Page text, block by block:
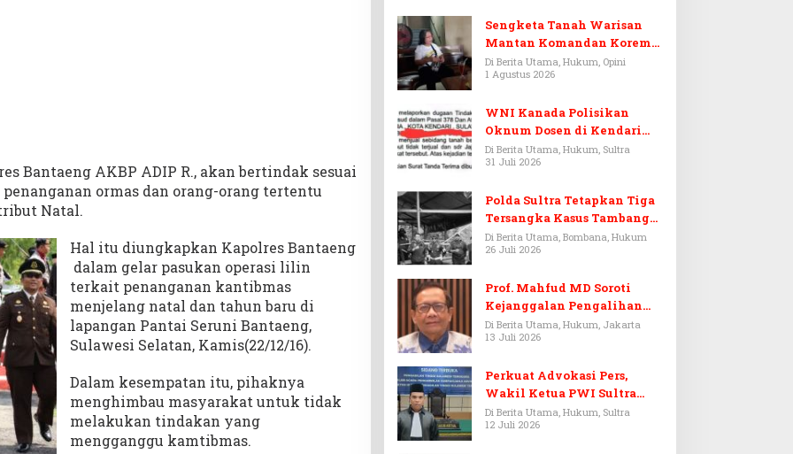
Bantaeng AKBP ADIP R., akan bertindak sesuai
ormas dan orang-orang tertentu
Natal.
Hal itu diungkapkan Kapolres Bantaeng
dalam gelar pasukan operasi lilin
terkait penanganan kantibmas
menjelang natal dan tahun baru di
lapangan Pantai Seruni Bantaeng,
Sulawesi Selatan, Kamis(22/12/16).
Dalam kesempatan itu, pihaknya
menghimbau masyarakat untuk tidak
melakukan tindakan yang
mengganggu kamtibmas.
Sengketa Tanah Warisan
Mantan Komandan Korem
143/HO, Ketika Warisan
Menjadi Arena Pemerasan
Di Berita Utama, Hukum, Opini
1 Agustus 2026
WNI Kanada Polisikan
Oknum Dosen di Kendari
Terkait Aset Puluhan Miliar
Di Berita Utama, Hukum, Sultra
31 Juli 2026
Polda Sultra Tetapkan Tiga
Tersangka Kasus Tambang
Emas Ilegal di Bombana
Di Berita Utama, Bombana, Hukum
26 Juli 2026
Prof. Mahfud MD Soroti
Kejanggalan Pengalihan
Penyelidikan Tersangka
Febrie Adriansyah
Di Berita Utama, Hukum, Jakarta
13 Juli 2026
Perkuat Advokasi Pers,
Wakil Ketua PWI Sultra
Resmi Dilantik Menjadi
Advokat PERADI
Di Berita Utama, Hukum, Sultra
12 Juli 2026